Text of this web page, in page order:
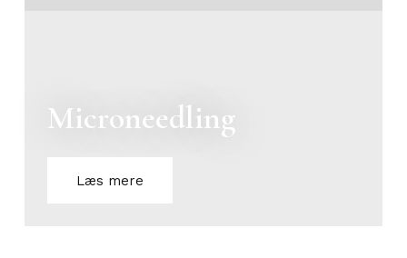
Microneedling
Læs mere